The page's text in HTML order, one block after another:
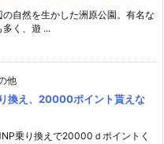
自然を生かした洲原公園。有名な
く、遊 ...
他
換え、20000ポイント貰えな
乗り換えで20000ｄポイントく